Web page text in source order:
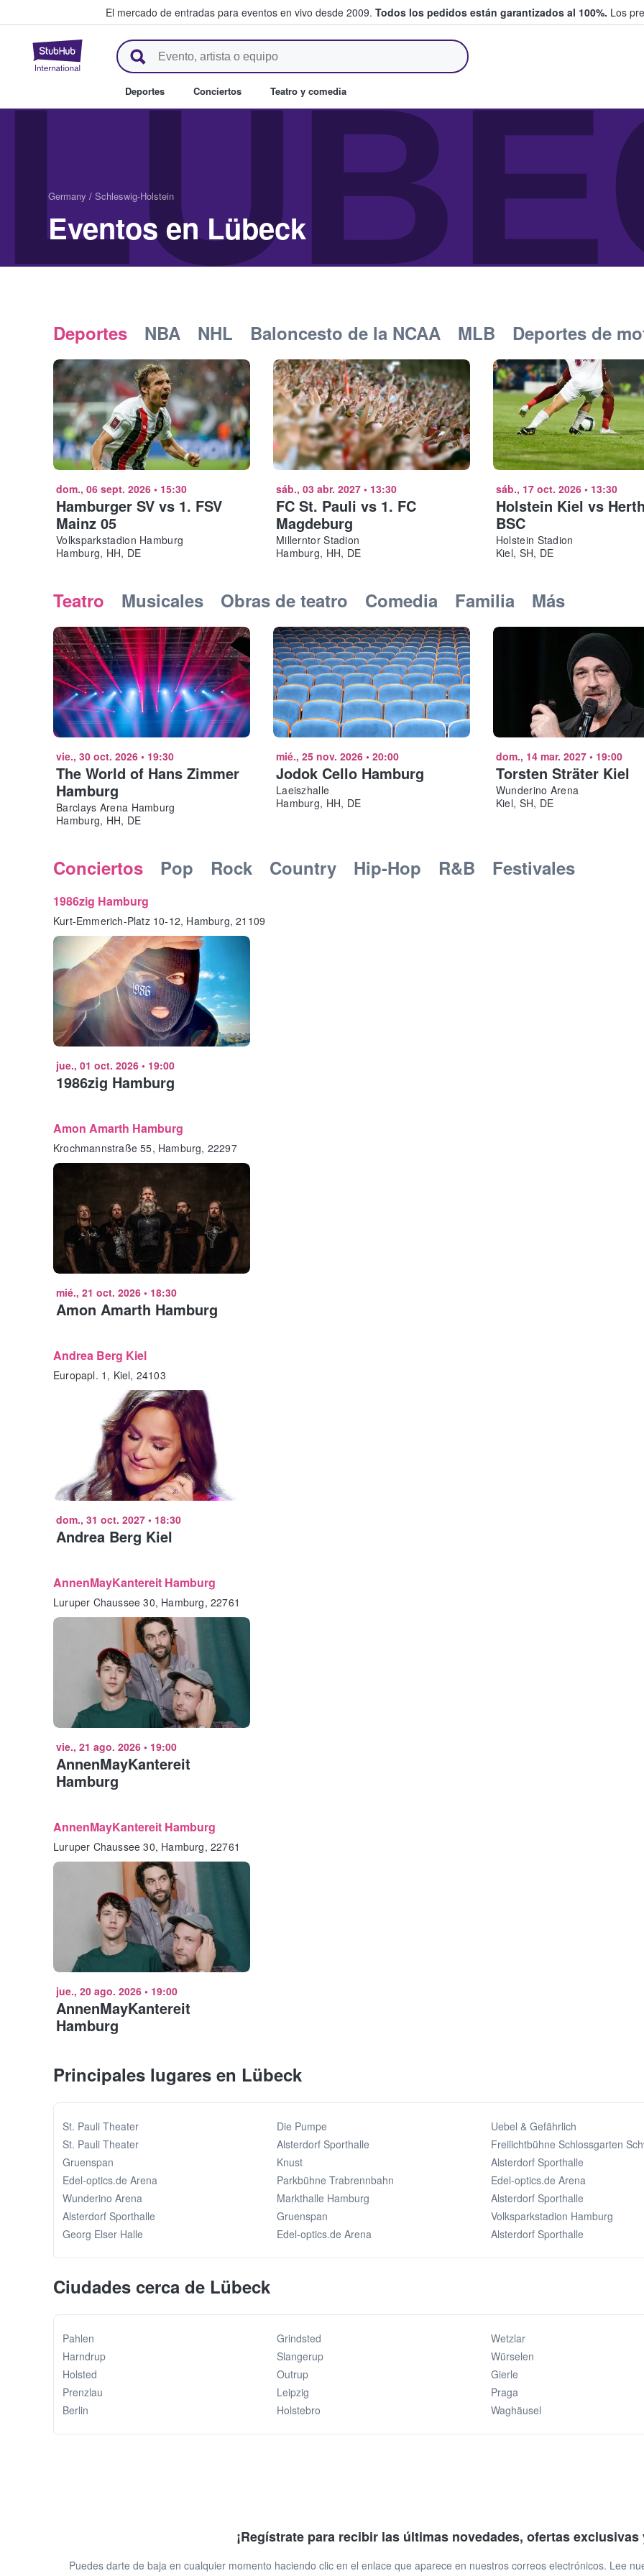
El mercado de entradas para eventos en vivo desde 2009. Todos los pedidos están garantizados al 100%. Los
StubHub: compra y venta de entradas entre fans
Deportes Conciertos Teatro y comedia
Germany / Schleswig-Holstein
Eventos en Lübeck
Deportes NBA NHL Baloncesto de la NCAA MLB Deportes de
dom., 06 sept. 2026 • 15:30
Hamburger SV vs 1. FSV
Mainz 05
Volksparkstadion Hamburg
Hamburg, HH, DE
sáb., 03 abr. 2027• 13:30
FC St. Pauli vs 1. FC
Magdeburg
Millerntor Stadion
Hamburg, HH, DE
sáb., 17 oct. 2026• 13:30
Holstein Kiel vs
BSC
Holstein Stadion
Kiel, SH, DE
Teatro Musicales Obras de teatro Comedia Familia Más
vie., 30 oct. 2026 • 19:30
The World of Hans Zimmer
Hamburg
Barclays Arena Hamburg
Hamburg, HH, DE
mié., 25 nov. 2026• 20:00
Jodok Cello Hamburg
Laeiszhalle
Hamburg, HH, DE
dom., 14 mar. 2027• 19:00
Torsten Sträter Kiel
Wunderino Arena
Kiel, SH, DE
Conciertos Pop Rock Country Hip-Hop R&B Festivales
1986zig Hamburg
Kurt-Emmerich-Platz 10-12, Hamburg, 21109
jue., 01 oct. 2026 • 19:00
1986zig Hamburg
Amon Amarth Hamburg
Krochmannstraße 55, Hamburg, 22297
mié., 21 oct. 2026 • 18:30
Amon Amarth Hamburg
Andrea Berg Kiel
Europapl. 1, Kiel, 24103
dom., 31 oct. 2027 • 18:30
Andrea Berg Kiel
AnnenMayKantereit Hamburg
Luruper Chaussee 30, Hamburg, 22761
vie., 21 ago. 2026 • 19:00
AnnenMayKantereit
Hamburg
AnnenMayKantereit Hamburg
Luruper Chaussee 30, Hamburg, 22761
jue., 20 ago. 2026 • 19:00
AnnenMayKantereit
Hamburg
Principales lugares en Lübeck
St. Pauli Theater
St. Pauli Theater
Gruenspan
Edel-optics.de Arena
Wunderino Arena
Alsterdorf Sporthalle
Georg Elser Halle
Die Pumpe
Alsterdorf Sporthalle
Knust
Parkbühne Trabrennbahn
Markthalle Hamburg
Gruenspan
Edel-optics.de Arena
Uebel & Gefährlich
Freilichtbühne Schlossgarten
Alsterdorf Sporthalle
Edel-optics.de Arena
Alsterdorf Sporthalle
Volksparkstadion Hamburg
Alsterdorf Sporthalle
Ciudades cerca de Lübeck
Pahlen
Harndrup
Holsted
Prenzlau
Berlin
Grindsted
Slangerup
Outrup
Leipzig
Holstebro
Wetzlar
Würselen
Gierle
Praga
Waghäusel
¡Regístrate para recibir las últimas novedades, ofertas
Puedes darte de baja en cualquier momento haciendo clic en el enlace que aparece en nuestros correos electrónicos. Lee